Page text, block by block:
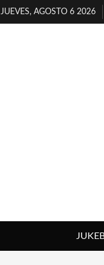
JUEVES, AGOSTO 6 2026